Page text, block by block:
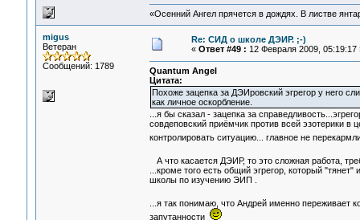
«Осенний Ангел прячется в дождях. В листве
migus
Ветеран
Сообщений: 1789
Re: СИД о школе ДЭИР. ;-)
« Ответ #49 : 12 Февраля 2009, 05:19:17
Quantum Angel
Цитата:
Похоже зацепка за ДЭИровский эгрегор у него
как личное оскорбление.
...я бы сказал - зацепка за
совдеповский приёмчик против всей эзотерики
контролировать ситуацию... главное не
А что касается ДЭИР, то это сложная работа,
...кроме того есть общий эгрегор, который
школы по изучению ЭИП .
...я так понимаю, что Андрей именно
запутанности